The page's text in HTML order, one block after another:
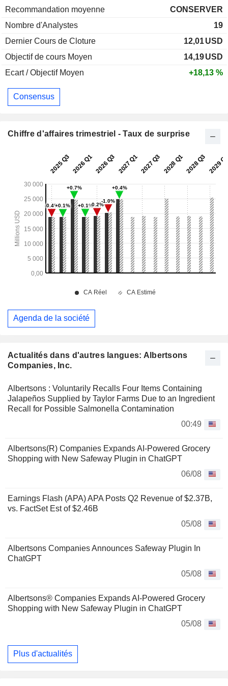
Actualités dans d'autres langues: Albertsons
Companies, Inc.
Albertsons : Voluntarily Recalls Four Items Containing
Jalapeños Supplied by Taylor Farms Due to an Ingredient
Recall for Possible Salmonella Contamination
00:49
Albertsons(R) Companies Expands AI-Powered Grocery
Shopping with New Safeway Plugin in ChatGPT
06/08
Earnings Flash (APA) APA Posts Q2 Revenue of $2.37B,
vs. FactSet Est of $2.46B
05/08
Albertsons Companies Announces Safeway Plugin In
ChatGPT
05/08
Albertsons® Companies Expands AI-Powered Grocery
Shopping with New Safeway Plugin in ChatGPT
05/08
Plus d'actualités
Recommandation moyenne
CONSERVER
Nombre d'Analystes
19
Dernier Cours de Cloture
12,01USD
Objectif de cours Moyen
14,19USD
Ecart / Objectif Moyen
+18,13 %
Consensus
Chiffre d'affaires trimestriel - Taux de surprise
Agenda de la société